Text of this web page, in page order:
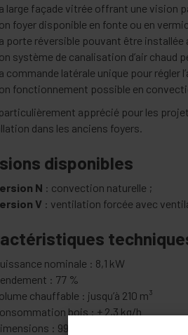
large façade vitrée offrant une vision
foyer disponible en fonte ou en
porte réversible pouvant être installée
système de canalisation d’air chaud
commande latérale unique pour régler
fonctionnement possible en
apprécié pour les
dans les anciens foyers.
disponibles
N : convection naturelle ;
V : ventilation forcée avec
nominale : 8,1 kW
: 77 %
chauffable : jusqu’à 210 m³
bois : ± 2,3 kg/h
: 99,5 × 42 × 49,5 cm